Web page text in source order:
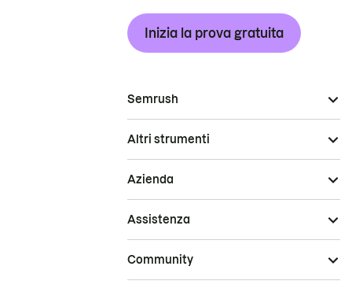
Inizia la prova gratuita
Semrush
Altri strumenti
Azienda
Assistenza
Community